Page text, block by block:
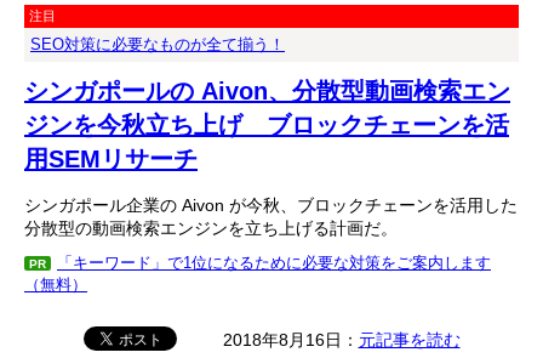
注目
SEO対策に必要なものが全て揃う！
シンガポールの Aivon、分散型動画検索エン
ジンを今秋立ち上げ ブロックチェーンを活
用SEMリサーチ
シンガポール企業の Aivon が今秋、ブロックチェーンを活用した
分散型の動画検索エンジンを立ち上げる計画だ。
PR
「キーワード」で1位になるために必要な対策をご案内します
（無料）
2018年8月16日： 元記事を読む